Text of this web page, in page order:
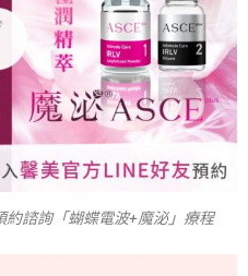
約諮詢「蝴蝶電波+魔泌」療程